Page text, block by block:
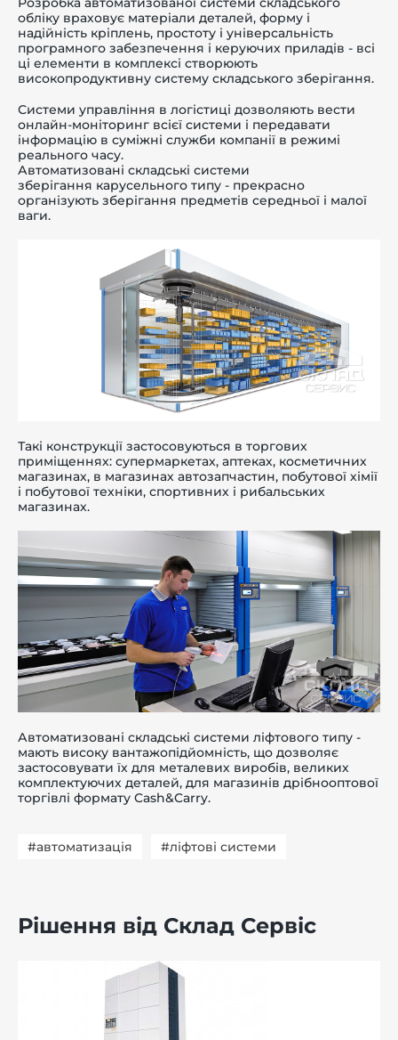
обліку враховує матеріали деталей, форму і
надійність кріплень, простоту і універсальність
програмного забезпечення і керуючих приладів - всі
ці елементи в комплексі створюють
високопродуктивну систему складського зберігання.
Системи управління в логістиці дозволяють вести
онлайн-моніторинг всієї системи і передавати
інформацію в суміжні служби компанії в режимі
реального часу.
Автоматизовані складські системи
зберігання карусельного типу - прекрасно
організують зберігання предметів середньої і малої
ваги.
Такі конструкції застосовуються в торгових
приміщеннях: супермаркетах, аптеках, косметичних
магазинах, в магазинах автозапчастин, побутової хімії
і побутової техніки, спортивних і рибальських
магазинах.
Автоматизовані складські системи ліфтового типу -
мають високу вантажопідйомність, що дозволяє
застосовувати їх для металевих виробів, великих
комплектуючих деталей, для магазинів дрібнооптової
торгівлі формату Cash&Carry.
#автоматизація #ліфтові системи
Рішення від Склад Сервіс